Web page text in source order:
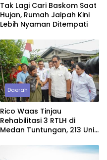
Tak Lagi Cari Baskom Saat
Hujan, Rumah Jaipah Kini
Lebih Nyaman Ditempati
Daerah
Rico Waas Tinjau
Rehabilitasi 3 RTLH di
Medan Tuntungan, 213 Unit